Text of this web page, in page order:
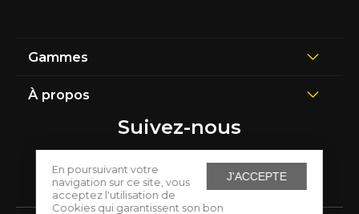
J'ACCEPTE
En poursuivant votre
navigation sur ce site, vous
acceptez l'utilisation de
Cookies qui garantissent son bon
Gammes
À propos
Suivez-nous